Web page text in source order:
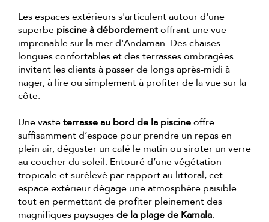
Les espaces extérieurs s'articulent autour d'une
superbe piscine à débordementoffrant une vue
imprenable sur la mer d'Andaman. Des chaises
longues confortables et des terrasses ombragées
invitent les clients à passer de longs après-midi à
nager, à lire ou simplement à profiter de la vue sur la
côte.
Une vasteterrasse au bord de la piscineoffre
suffisamment d’espace pour prendre un repas en
plein air, déguster un café le matin ou siroter un verre
au coucher du soleil. Entouré d’une végétation
tropicale et surélevé par rapport au littoral, cet
espace extérieur dégage une atmosphère paisible
tout en permettant de profiter pleinement des
magnifiques paysagesde la plage de Kamala.